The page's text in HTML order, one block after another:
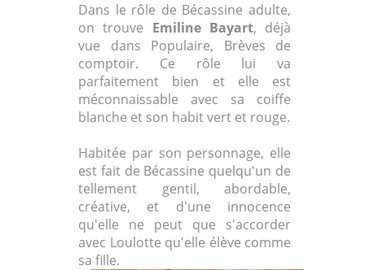
Dans le rôle de Bécassine adulte,
on trouve Emiline Bayart, déjà
vue dans Populaire, Brèves de
comptoir. Ce rôle lui va
parfaitement bien et elle est
méconnaissable avec sa coiffe
blanche et son habit vert et rouge.
Habitée par son personnage, elle
est fait de Bécassine quelqu'un de
tellement gentil, abordable,
créative, et d'une innocence
qu'elle ne peut que s'accorder
avec Loulotte qu'elle élève comme
sa fille.